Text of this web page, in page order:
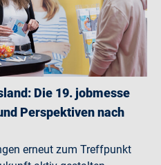
Die 19. jobmesse
Perspektiven nach
erneut zum Treffpunkt